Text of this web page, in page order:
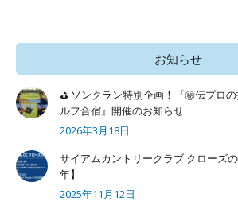
お知らせ
⛳ ソンクラン特別企画！『㊙️伝プロ
ルフ合宿』開催のお知らせ
2026年3月18日
サイアムカントリークラブ クローズ
年】
2025年11月12日